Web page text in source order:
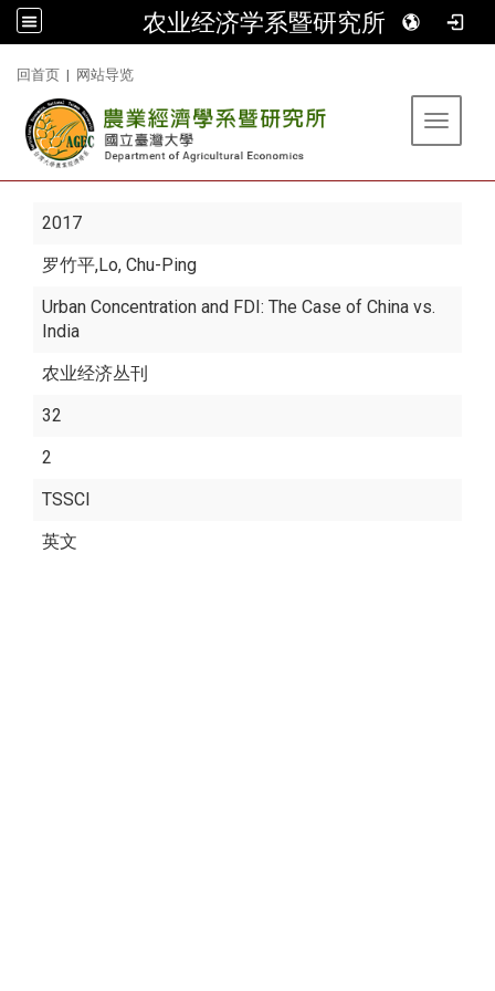
农业经济学系暨研究所
回首页 | 网站导览
Toggle
2017
罗竹平,Lo, Chu-Ping
Urban Concentration and FDI: The Case of China vs.
India
农业经济丛刊
32
2
TSSCI
英文